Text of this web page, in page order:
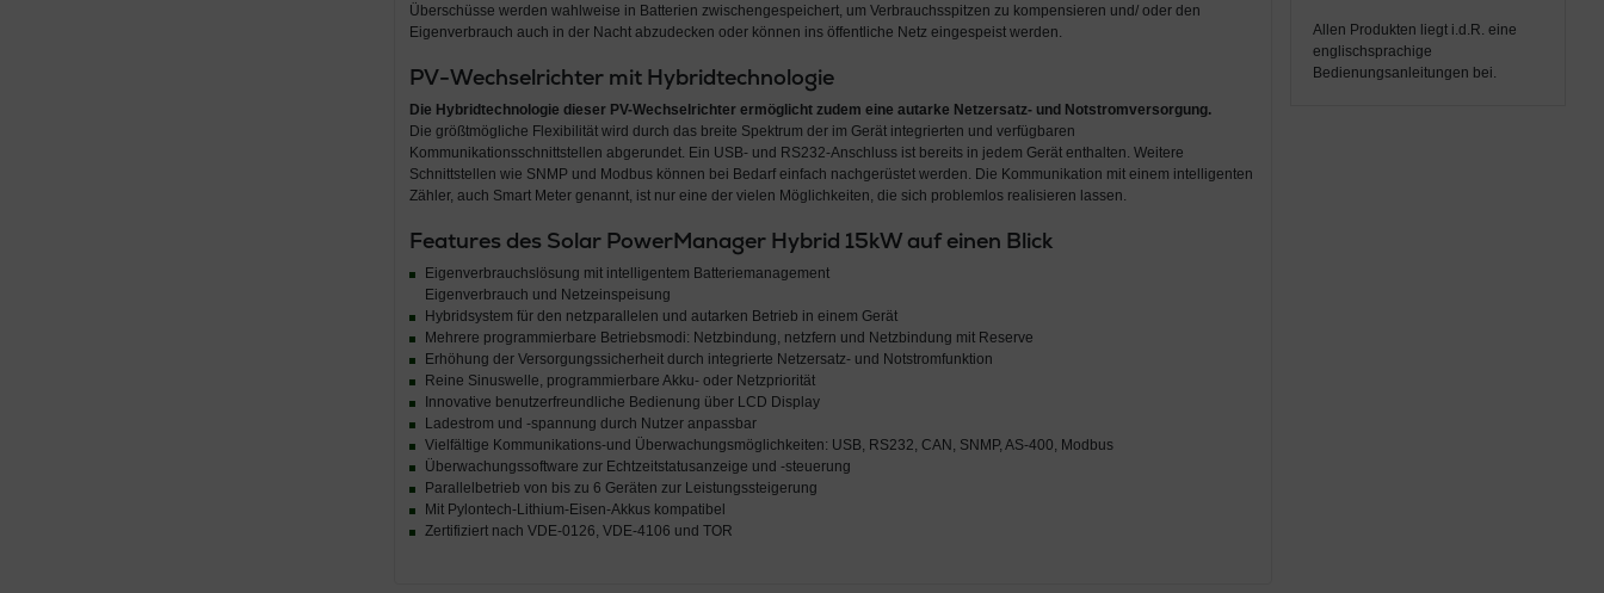
Überschüsse werden wahlweise in Batterien zwischengespeichert, um Verbrauchsspitzen zu kompensieren und/ oder den
Eigenverbrauch auch in der Nacht abzudecken oder können ins öffentliche Netz eingespeist werden.
PV-Wechselrichter mit Hybridtechnologie
Die Hybridtechnologie dieser PV-Wechselrichter ermöglicht zudem eine autarke Netzersatz- und Notstromversorgung.
Die größtmögliche Flexibilität wird durch das breite Spektrum der im Gerät integrierten und verfügbaren
Kommunikationsschnittstellen abgerundet. Ein USB- und RS232-Anschluss ist bereits in jedem Gerät enthalten. Weitere
Schnittstellen wie SNMP und Modbus können bei Bedarf einfach nachgerüstet werden. Die Kommunikation mit einem intelligenten
Zähler, auch Smart Meter genannt, ist nur eine der vielen Möglichkeiten, die sich problemlos realisieren lassen.
Features des Solar PowerManager Hybrid 15kW auf einen Blick
Eigenverbrauchslösung mit intelligentem Batteriemanagement
Eigenverbrauch und Netzeinspeisung
Hybridsystem für den netzparallelen und autarken Betrieb in einem Gerät
Mehrere programmierbare Betriebsmodi: Netzbindung, netzfern und Netzbindung mit Reserve
Erhöhung der Versorgungssicherheit durch integrierte Netzersatz- und Notstromfunktion
Reine Sinuswelle, programmierbare Akku- oder Netzpriorität
Innovative benutzerfreundliche Bedienung über LCD Display
Ladestrom und -spannung durch Nutzer anpassbar
Vielfältige Kommunikations-und Überwachungsmöglichkeiten: USB, RS232, CAN, SNMP, AS-400, Modbus
Überwachungssoftware zur Echtzeitstatusanzeige und -steuerung
Parallelbetrieb von bis zu 6 Geräten zur Leistungssteigerung
Mit Pylontech-Lithium-Eisen-Akkus kompatibel
Zertifiziert nach VDE-0126, VDE-4106 und TOR
Allen Produkten liegt i.d.R. eine
englischsprachige
Bedienungsanleitungen bei.